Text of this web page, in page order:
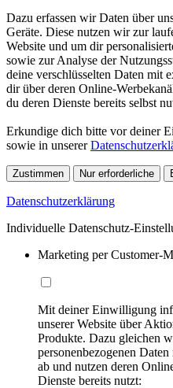
Dazu erfassen wir Daten über
Geräte. Diese nutzen wir zur
Website und um dir
sowie zur Analyse der
deine verschlüsselten Daten mit
dir über deren Online-
du deren Dienste bereits selbst
Erkundige dich bitte vor deiner
sowie in unserer
Zustimmen Nur erforderliche
Datenschutzerklärung
Individuelle Datenschutz-
Marketing per Customer-
Mit deiner Einwilligung
unserer Website über
Produkte. Dazu gleichen
personenbezogenen
ab und nutzen deren
Dienste bereits nutzt: